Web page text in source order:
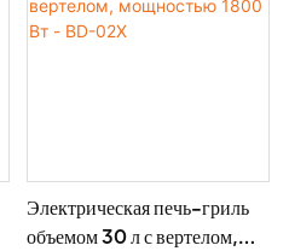
Электрическая печь-гриль
объемом 30 л с вертелом,